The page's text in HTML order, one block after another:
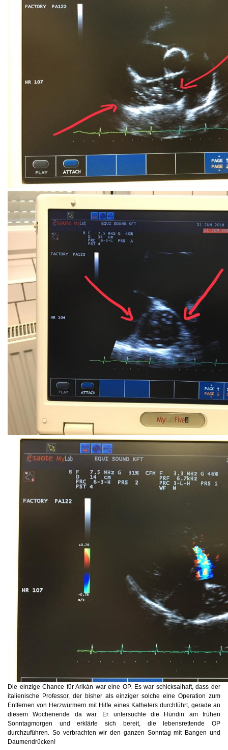
Die einzige Chance für Arikán war eine OP. Es war schicksalhaft, dass der
italienische Professor, der bisher als einziger solche eine Operation zum
Entfernen von Herzwürmern mit Hilfe eines Katheters durchführt, gerade an
diesem Wochenende da war. Er untersuchte die Hündin am frühen
Sonntagmorgen und erklärte sich bereit, die lebensrettende OP
durchzuführen. So verbrachten wir den ganzen Sonntag mit Bangen und
Daumendrücken!